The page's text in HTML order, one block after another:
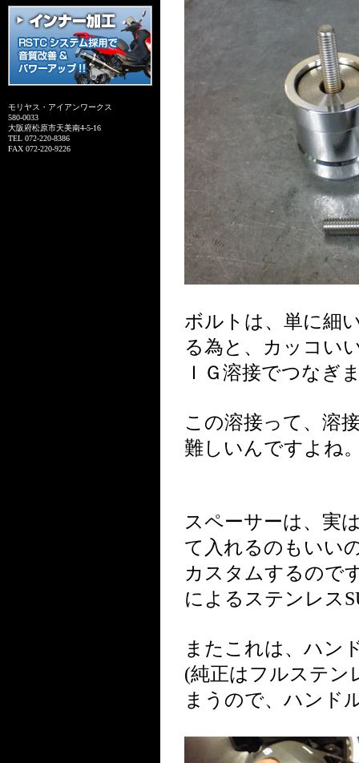
モリヤス・アイアンワークス
580-0033
大阪府松原市天美南4-5-16
TEL 072-220-8386
FAX 072-220-9226
ボルトは、単に細
る為と、カッコい
ＩＧ溶接でつなぎ
この溶接って、溶
難しいんですよね
スペーサーは、実
て入れるのもいい
カスタムするので
によるステンレス
またこれは、ハン
(純正はフルステン
まうので、ハンド